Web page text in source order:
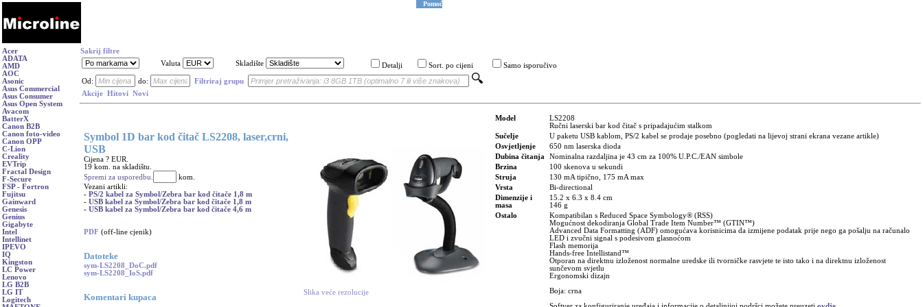
Pomoć
Acer
ADATA
AMD
AOC
Asonic
Asus Commercial
Asus Consumer
Asus Open System
Avacom
BatterX
Canon B2B
Canon foto-video
Canon OPP
C-Lion
Creality
EVTrip
Fractal Design
F-Secure
FSP - Fortron
Fujitsu
Gainward
Genesis
Genius
Gigabyte
Intel
Intellinet
IPEVO
IQ
Kingston
LC Power
Lenovo
LG B2B
LG IT
Logitech
Sakrij filtre
Valuta
Skladište Detalji Sort. po cijeni Samo isporučivo
Od: do:
Filtriraj grupu
Akcije Hitovi Novi
Symbol 1D bar kod čitač LS2208, laser,crni,
USB
Cijena ? EUR.
19 kom. na skladištu.
Spremi za usporedbu.
kom.
Vezani artikli:
- PS/2 kabel za Symbol/Zebra bar kod čitače 1,8 m
- USB kabel za Symbol/Zebra bar kod čitače 1,8 m
- USB kabel za Symbol/Zebra bar kod čitače 4,6 m
PDF (off-line cjenik)
Datoteke
sym-LS2208_DoC.pdf
sym-LS2208_IoS.pdf
Komentari kupaca
Slika veće rezolucije
Model
LS2208
Ručni laserski bar kod čitač s pripadajućim stalkom
Sučelje
U paketu USB kablom, PS/2 kabel se prodaje posebno (pogledati na lijevoj strani ekrana vezane artikle)
Osvjetljenje
650 nm laserska dioda
Dubina čitanja
Nominalna razdaljina je 43 cm za 100% U.P.C./EAN simbole
Brzina
100 skenova u sekundi
Struja
130 mA tipično, 175 mA max
Vrsta
Bi-directional
Dimenzije i
masa
15.2 x 6.3 x 8.4 cm
146 g
Ostalo
Kompatibilan s Reduced Space Symbology® (RSS)
Mogućnost dekodiranja Global Trade Item Number™ (GTIN™)
Advanced Data Formatting (ADF) omogućava korisnicima da izmijene podatak prije nego ga pošalju na računalo
LED i zvučni signal s podesivom glasnoćom
Flash memorija
Hands-free Intellistand™
Otporan na direktnu izloženost normalne uredske ili tvorničke rasvjete te isto tako i na direktnu izloženost
sunčevom svjetlu
Ergonomski dizajn
Boja: crna